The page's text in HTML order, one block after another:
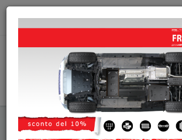
info@piastraparamotore.com